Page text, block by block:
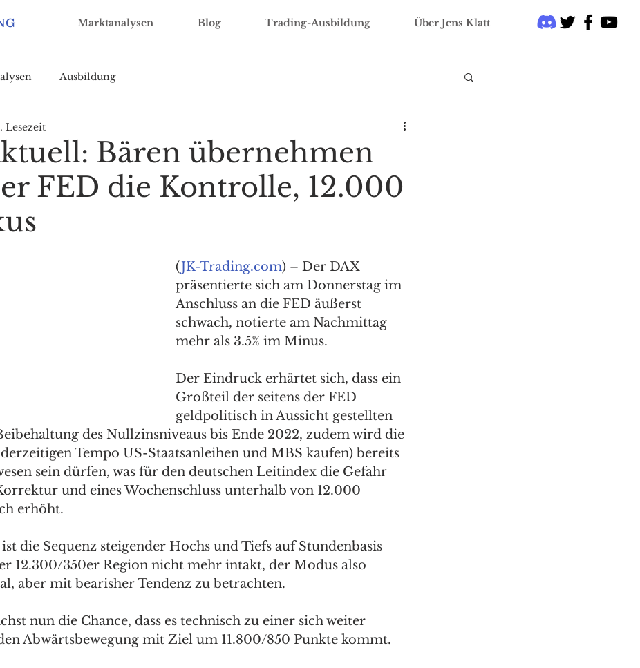
Marktanalysen Blog Trading-Ausbildung Über Jens Klatt
Ausbildung
Bären übernehmen
FED die Kontrolle, 12.000
Lesezeit
(JK-Trading.com) – Der DAX
präsentierte sich am Donnerstag im
Anschluss an die FED äußerst
schwach, notierte am Nachmittag
mehr als 3.5% im Minus.
Der Eindruck erhärtet sich, dass ein
Großteil der seitens der FED
geldpolitisch in Aussicht gestellten
des Nullzinsniveaus bis Ende 2022, zudem wird die
Tempo US-Staatsanleihen und MBS kaufen) bereits
sein dürfen, was für den deutschen Leitindex die Gefahr
und eines Wochenschluss unterhalb von 12.000
erhöht.
die Sequenz steigender Hochs und Tiefs auf Stundenbasis
12.300/350er Region nicht mehr intakt, der Modus also
aber mit bearisher Tendenz zu betrachten.
nun die Chance, dass es technisch zu einer sich weiter
Abwärtsbewegung mit Ziel um 11.800/850 Punkte kommt.